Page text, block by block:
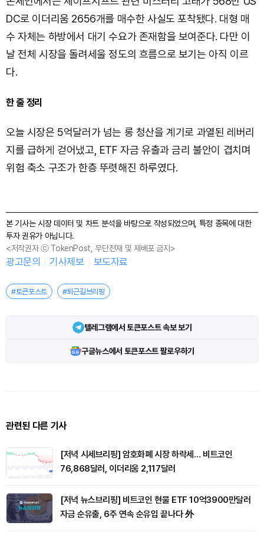
DC로 이더리움 2656개를 매수한 사실도 포착됐다. 대형 매
수 자체는 하방에서 대기 수요가 존재함을 보여준다. 다만 이
날 전체 시장을 돌려세울 정도의 흐름으로 보기는 아직 이르
다.
한 줄 정리
오늘 시장은 5억달러가 넘는 롱 청산을 계기로 과열된 레버리
지를 급하게 걷어냈고, ETF 자금 유출과 금리 불안이 겹치며
위험 축소 구조가 한층 뚜렷해진 하루였다.
본 기사는 시장 데이터 및 차트 분석을 바탕으로 작성되었으며, 특정 종목에 대한
투자 권유가 아닙니다.
<저작권자 ⓒ TokenPost, 무단전재 및 재배포 금지>
광고문의 기사제보 보도자료
#토큰포스트 #퇴근길브리핑
텔레그램에서 토큰포스트 속보 보기
구글뉴스에서 토큰포스트 팔로우하기
관련된 다른 기사
[저녁 시세브리핑] 암호화폐 시장 하락세… 비트코인
76,868달러, 이더리움 2,117달러
[저녁 뉴스브리핑] 비트코인 현물 ETF 10억3900만달러
자금 순유출, 6주 연속 순유입 끝나다 外